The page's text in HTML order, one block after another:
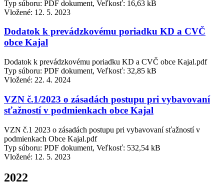
Typ súboru: PDF dokument, Veľkosť: 16,63 kB
Vložené: 12. 5. 2023
Dodatok k prevádzkovému poriadku KD a CVČ
obce Kajal
Dodatok k prevádzkovému poriadku KD a CVČ obce Kajal.pdf
Typ súboru: PDF dokument, Veľkosť: 32,85 kB
Vložené: 22. 4. 2024
VZN č.1/2023 o zásadách postupu pri vybavovaní
sťažností v podmienkach obce Kajal
VZN č.1 2023 o zásadách postupu pri vybavovaní sťažností v
podmienkach Obce Kajal.pdf
Typ súboru: PDF dokument, Veľkosť: 532,54 kB
Vložené: 12. 5. 2023
2022